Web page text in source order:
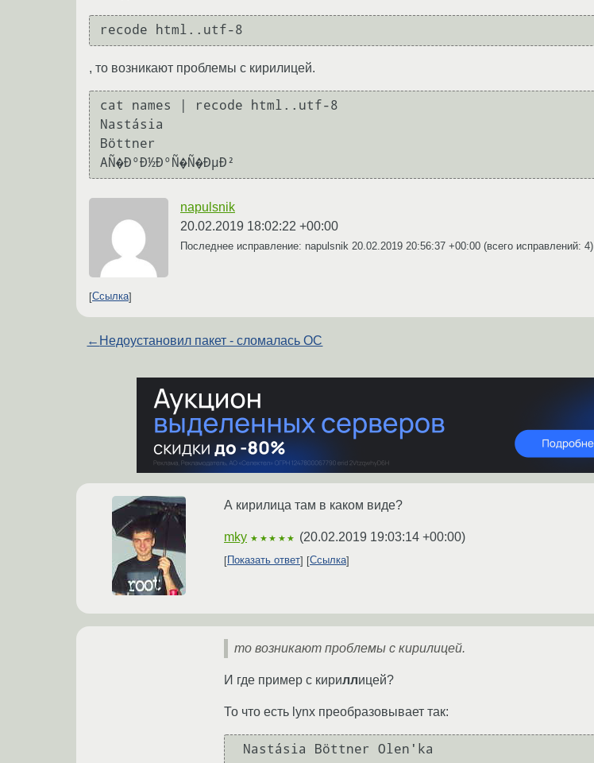
recode html..utf-8
, то возникают проблемы с кирилицей.
cat names | recode html..utf-8
Nastásia
Böttner
napulsnik
20.02.2019 18:02:22 +00:00
Последнее исправление: napulsnik 20.02.2019 20:56:37 +00:00 (всего исправлений: 4)
Ссылка
← Недоустановил пакет - сломалась ОС
А кирилица там в каком виде?
mky ★★★★★ (20.02.2019 19:03:14 +00:00)
Показать ответ Ссылка
то возникают проблемы с кирилицей.
И где пример с кириллицей?
То что есть lynx преобразовывает так: